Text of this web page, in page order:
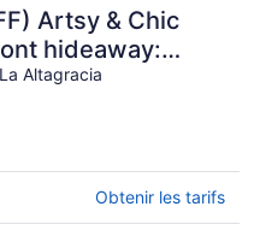
Artsy & Chic
hideaway:
Cap Cana Marina
Altagracia
Obtenir les tarifs